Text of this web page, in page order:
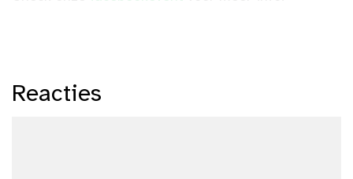
Reacties